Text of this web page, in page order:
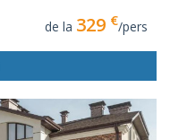
de la 329 €/pers